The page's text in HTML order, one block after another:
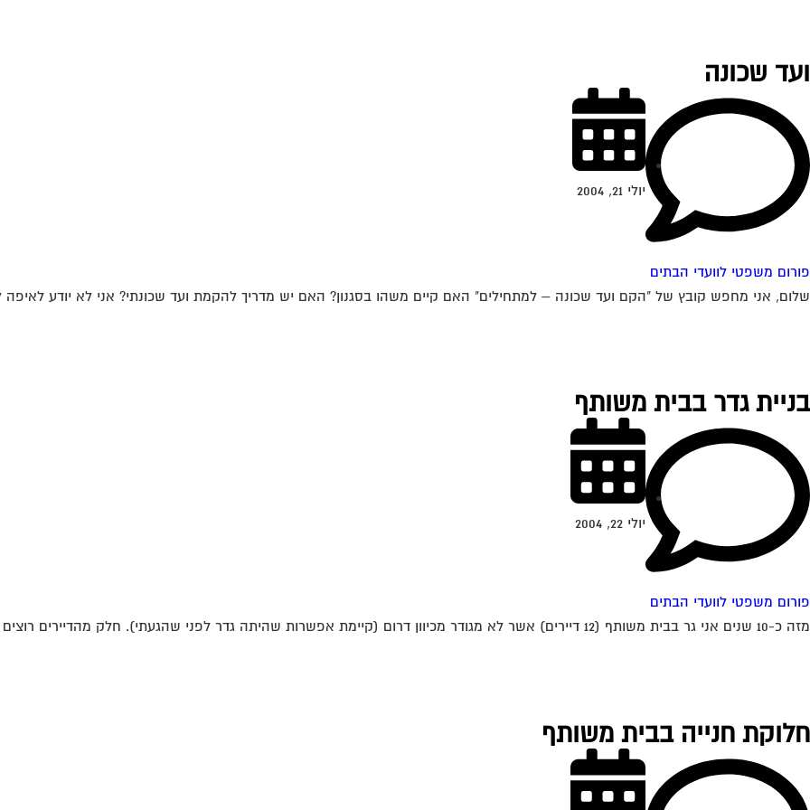
ועד שכונה
פורום משפטי לוועדי הבתים
יולי 21, 2004
שלום, אני מחפש קובץ של "הקם ועד שכונה – למתחילים" האם קיים משהו בסגנון? האם יש מדריך להקמת ועד שכונתי? אני לא יודע לאיפה
בניית גדר בבית משותף
פורום משפטי לוועדי הבתים
יולי 22, 2004
מזה כ-10 שנים אני גר בבית משותף (12 דיירים) אשר לא מגודר מכיוון דרום (קיימת אפשרות שהיתה גדר לפני שהגעתי). חלק מהדיירים רוצים לבנות גדר...
חלוקת חנייה בבית משותף